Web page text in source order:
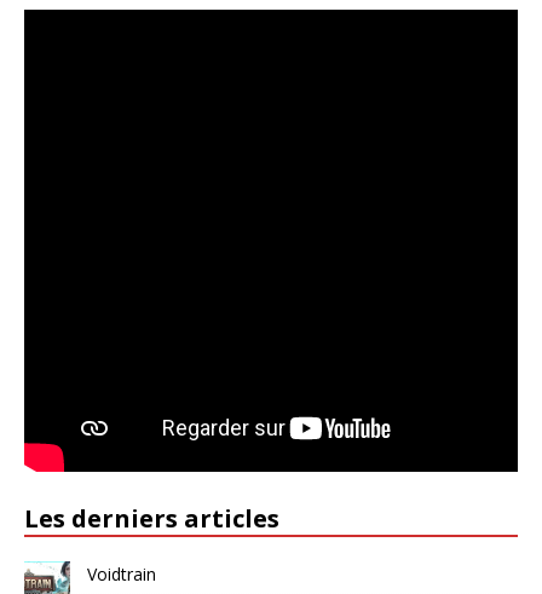
Les derniers articles
Voidtrain